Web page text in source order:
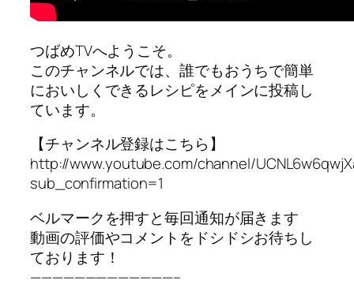
つばめTVへようこそ。
このチャンネルでは、誰でもおうちで簡単
においしくできるレシピをメインに投稿し
ています。
【チャンネル登録はこちら】
http://www.youtube.com/channel/
sub_confirmation=1
ベルマークを押すと毎回通知が届きます
動画の評価やコメントをドシドシお待ちし
ております！
—————————————–